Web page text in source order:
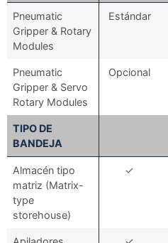
Pneumatic
Gripper & Rotary
Modules
Estándar
Pneumatic
Gripper & Servo
Rotary Modules
Opcional
TIPO DE
BANDEJA
Almacén tipo
matriz (Matrix-
type
storehouse)
✓